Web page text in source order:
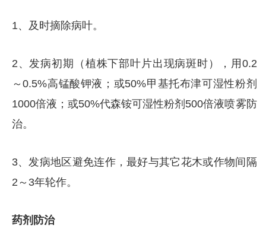
1、及时摘除病叶。
2、发病初期（植株下部叶片出现病斑时），用0.2
～0.5%高锰酸钾液；或50%甲基托布津可湿性粉剂
1000倍液；或50%代森铵可湿性粉剂500倍液喷雾防
治。
3、发病地区避免连作，最好与其它花木或作物间隔
2～3年轮作。
药剂防治